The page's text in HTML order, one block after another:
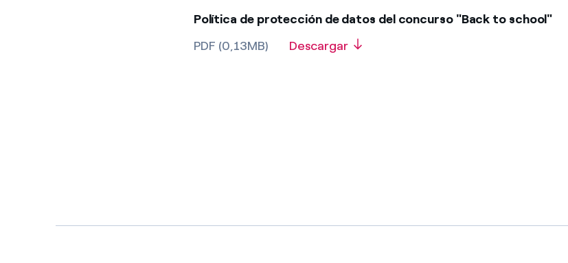
Política de protección de datos del concurso "Back to school"
PDF (0,13MB)
Descargar